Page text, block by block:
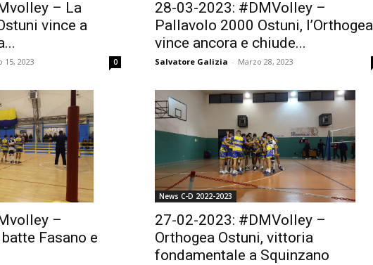
– La
vince a
15, 2023 0
28-03-2023: #DMVolley –
Pallavolo 2000 Ostuni, l’Orthogea
vince ancora e chiude...
Salvatore Galizia - Marzo 28, 2023
–
Fasano e
News C-D 2022-2023
27-02-2023: #DMVolley –
Orthogea Ostuni, vittoria
fondamentale a Squinzano